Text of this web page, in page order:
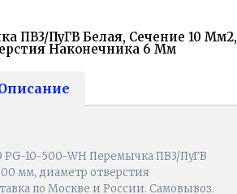
ПВ3/ПуГВ Белая, Сечение 10 Мм2,
Наконечника 6 Мм
PG-10-500-WH Перемычка ПВ3/ПуГВ
мм, диаметр отверстия
по Москве и России. Самовывоз.